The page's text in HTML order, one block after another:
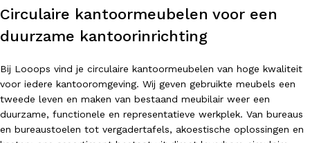
Circulaire kantoormeubelen voor een
duurzame kantoorinrichting
Bij Looops vind je circulaire kantoormeubelen van hoge kwaliteit
voor iedere kantooromgeving. Wij geven gebruikte meubels een
tweede leven en maken van bestaand meubilair weer een
duurzame, functionele en representatieve werkplek. Van bureaus
en bureaustoelen tot vergadertafels, akoestische oplossingen en